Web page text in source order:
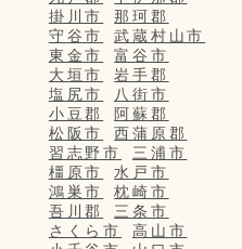
掛川市
那珂郡
守谷市
武蔵村山市
東金市
富谷市
大垣市
岩手郡
塩尻市
八街市
小豆郡
阿蘇郡
松阪市
西蒲原郡
習志野市
三浦市
橿原市
水戸市
鴻巣市
枕崎市
吾川郡
三条市
さくら市
高山市